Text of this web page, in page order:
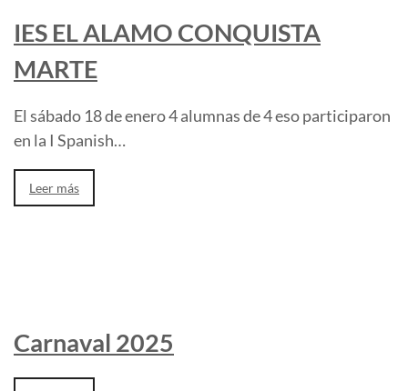
IES EL ALAMO CONQUISTA
MARTE
El sábado 18 de enero 4 alumnas de 4 eso participaron
en la I Spanish…
Leer más
Carnaval 2025